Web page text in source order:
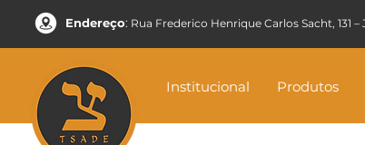
Endereço: Rua Frederico Henrique Carlos Sacht, 131 –
Institucional Produtos